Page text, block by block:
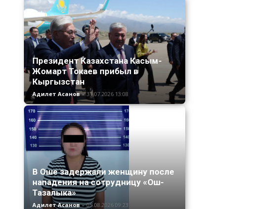
Президент Казахстана Касым-
Жомарт Токаев прибыл в
Кыргызстан
Адилет Асанов - 31.07.2026 13:08
В Оше задержали женщину после
нападения на сотрудницу «Ош-
Тазалыка»
Адилет Асанов - 05.08.2026 09:23